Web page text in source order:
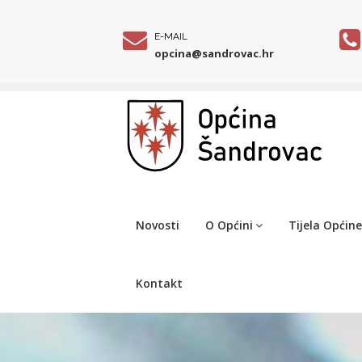
E-MAIL
opcina@sandrovac.hr
Novosti O Općini Tijela Općine
Kontakt